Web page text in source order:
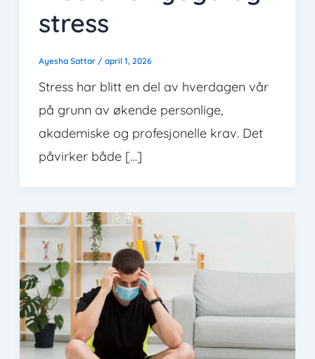
stress
Ayesha Sattar / april 1, 2026
Stress har blitt en del av hverdagen vår
på grunn av økende personlige,
akademiske og profesjonelle krav. Det
påvirker både […]